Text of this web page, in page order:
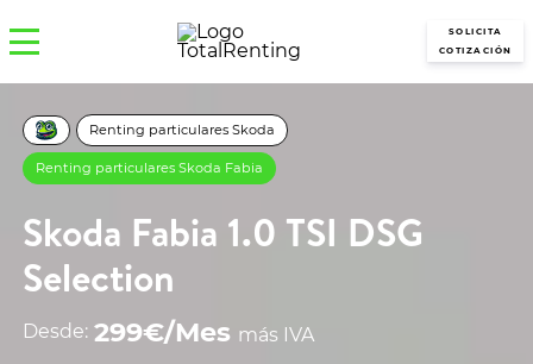
SOLICITA
COTIZACIÓN
Renting particulares Skoda
Renting particulares Skoda Fabia
Skoda Fabia 1.0 TSI DSG
Selection
Desde: 299€/Mes más IVA